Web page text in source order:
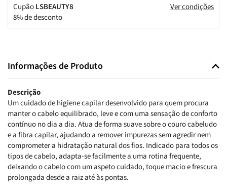
CupãoLSBEAUTY8
8% de desconto
Ver condições
Informações de Produto
Descrição
Um cuidado de higiene capilar desenvolvido para quem procura
manter o cabelo equilibrado, leve e com uma sensação de conforto
contínuo no dia a dia. Atua de forma suave sobre o couro cabeludo
e a fibra capilar, ajudando a remover impurezas sem agredir nem
comprometer a hidratação natural dos fios. Indicado para todos os
tipos de cabelo, adapta-se facilmente a uma rotina frequente,
deixando o cabelo com um aspeto cuidado, toque macio e frescura
prolongada desde a raiz até às pontas.